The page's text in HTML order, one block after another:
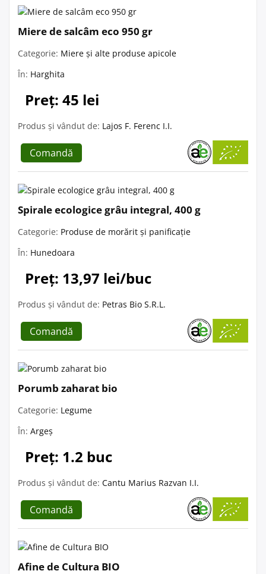
Miere de salcâm eco 950 gr
Categorie: Miere și alte produse apicole
În: Harghita
Preț: 45 lei
Produs și vândut de: Lajos F. Ferenc I.I.
Comandă
Spirale ecologice grâu integral, 400 g
Categorie: Produse de morărit și panificație
În: Hunedoara
Preț: 13,97 lei/buc
Produs și vândut de: Petras Bio S.R.L.
Comandă
Porumb zaharat bio
Categorie: Legume
În: Argeș
Preț: 1.2 buc
Produs și vândut de: Cantu Marius Razvan I.I.
Comandă
Afine de Cultura BIO